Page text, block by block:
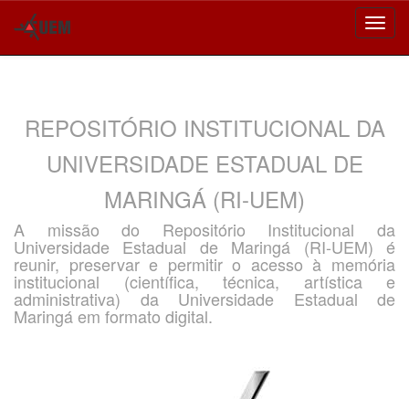
REPOSITÓRIO INSTITUCIONAL DA
UNIVERSIDADE ESTADUAL DE
MARINGÁ (RI-UEM)
A missão do Repositório Institucional da
Universidade Estadual de Maringá (RI-UEM) é
reunir, preservar e permitir o acesso à memória
institucional (científica, técnica, artística e
administrativa) da Universidade Estadual de
Maringá em formato digital.